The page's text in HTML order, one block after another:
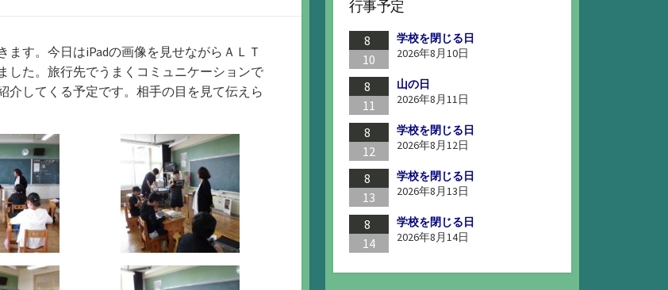
す。今日はiPadの画像を見せながらＡＬＴ
した。旅行先でうまくコミュニケーションで
介してくる予定です。相手の目を見て伝えら
行事予定
8
10
学校を閉じる日
2026年8月10日
8
11
山の日
2026年8月11日
8
12
学校を閉じる日
2026年8月12日
8
13
学校を閉じる日
2026年8月13日
8
14
学校を閉じる日
2026年8月14日